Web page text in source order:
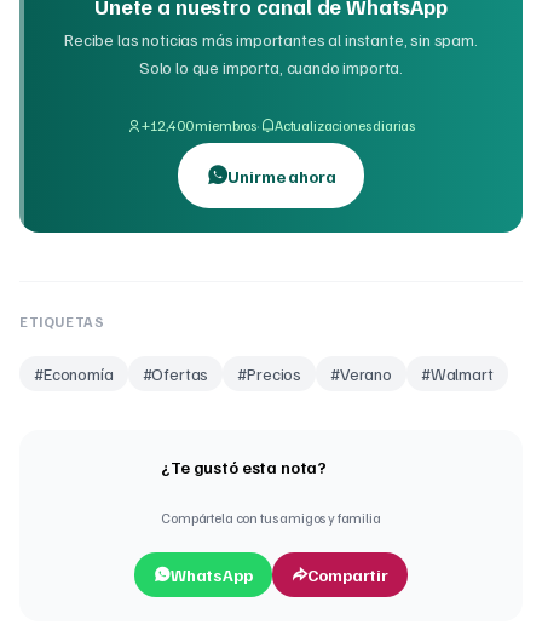
Únete a nuestro canal de WhatsApp
Recibe las noticias más importantes al instante, sin spam.
Solo lo que importa, cuando importa.
+12,400 miembros· Actualizaciones diarias
Unirme ahora
ETIQUETAS
#Economía #Ofertas #Precios #Verano #Walmart
¿Te gustó esta nota?
Compártela con tus amigos y familia
WhatsApp Compartir